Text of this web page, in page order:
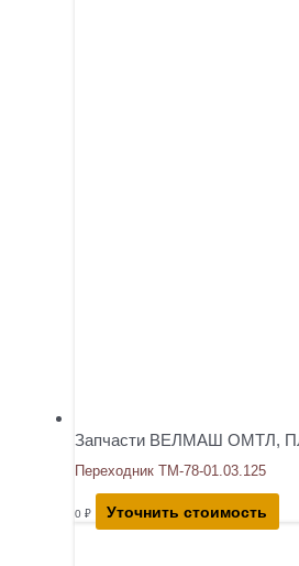
Запчасти ВЕЛМАШ ОМТЛ,
Переходник ТМ-78-01.03.125
0 ₽ Уточнить стоимость